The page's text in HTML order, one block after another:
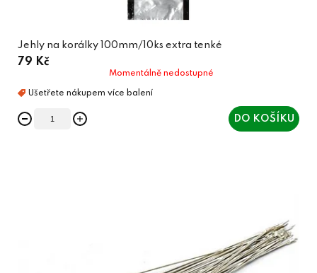
Jehly na korálky 100mm/10ks extra tenké
79 Kč
Momentálně nedostupné
DO KOŠÍKU